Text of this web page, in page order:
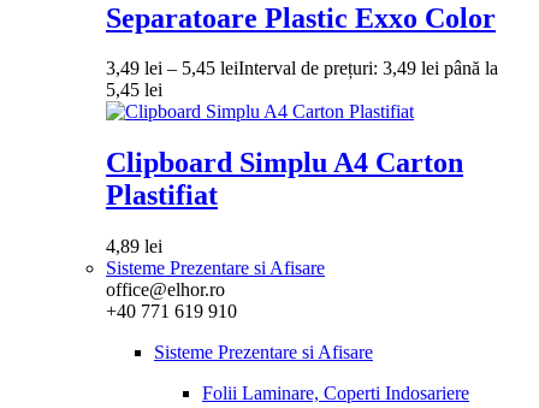
Separatoare Plastic Exxo Color
3,49 lei – 5,45 leiInterval de prețuri: 3,49 lei până la
5,45 lei
Clipboard Simplu A4 Carton
Plastifiat
4,89 lei
Sisteme Prezentare si Afisare
office@elhor.ro
+40 771 619 910
Sisteme Prezentare si Afisare
Folii Laminare, Coperti Indosariere